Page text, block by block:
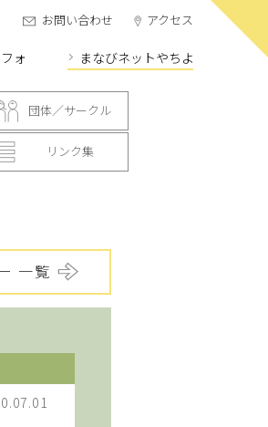
ォ まなびネットやちよ
お問い合わせ アクセス
団体／サークル
リンク集
一覧